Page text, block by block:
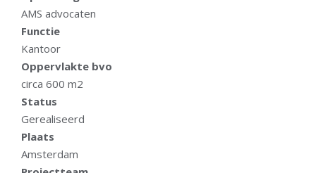
AMS advocaten
Functie
Kantoor
Oppervlakte bvo
circa 600 m2
Status
Gerealiseerd
Plaats
Amsterdam